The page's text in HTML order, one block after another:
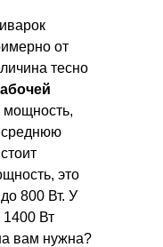
от
тесно
это
800 Вт. У
Вт
вам нужна?